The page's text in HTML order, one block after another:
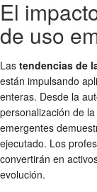
El
de uso
Las tendencias de
están impulsando
enteras. Desde la
personalización de
emergentes
ejecutado. Los
convertirán en
evolución.